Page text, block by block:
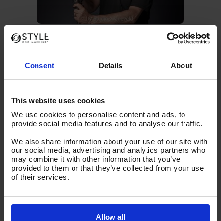
Consent Details About
This website uses cookies
We use cookies to personalise content and ads, to
provide social media features and to analyse our traffic.
We also share information about your use of our site with
our social media, advertising and analytics partners who
may combine it with other information that you’ve
provided to them or that they’ve collected from your use
of their services.
Allow all
Technieken en
gebruikt Johan speciale lenzen en
hem essentieel, waarbij de omgeving ook een
rol speelt bij de laatste.
Johan legt uit dat het vertellen van een verhaal
en het creëren van een emotionele connectie
met het publiek essentieel is. “Als iemand in de
lens kijkt, krijg je altijd wel een band met die
toepast in zijn foto’s om een diepere connectie
te maken.